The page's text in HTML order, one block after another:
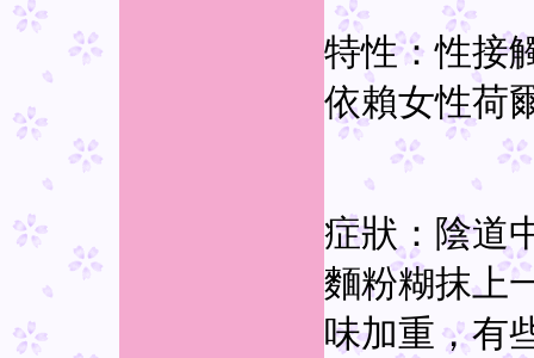
特性：性接
依賴女性荷
症狀：陰道
麵粉糊抹上
味加重，有